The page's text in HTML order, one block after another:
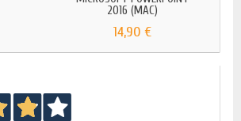
2016 (MAC)
14,90 €